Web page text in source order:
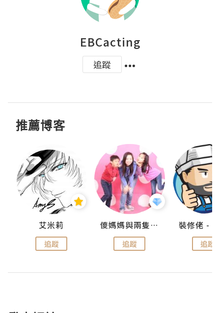
EBCacting
追蹤
推薦博客
艾米莉
追蹤
儍媽媽與兩隻小魔怪之家
追蹤 追蹤